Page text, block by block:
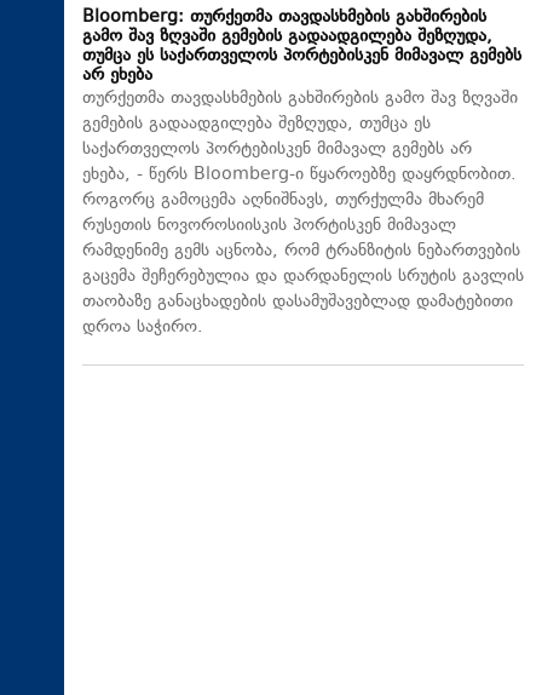
Bloomberg: თურქეთმა თავდასხმების გახშირების
გამო შავ ზღვაში გემების გადაადგილება შეზღუდა,
თუმცა ეს საქართველოს პორტებისკენ მიმავალ გემებს
არ ეხება
თურქეთმა თავდასხმების გახშირების გამო შავ ზღვაში
გემების გადაადგილება შეზღუდა, თუმცა ეს
საქართველოს პორტებისკენ მიმავალ გემებს არ
ეხება, - წერს Bloomberg-ი წყაროებზე დაყრდნობით.
როგორც გამოცემა აღნიშნავს, თურქულმა მხარემ
რუსეთის ნოვოროსიისკის პორტისკენ მიმავალ
რამდენიმე გემს აცნობა, რომ ტრანზიტის ნებართვების
გაცემა შეჩერებულია და დარდანელის სრუტის გავლის
თაობაზე განაცხადების დასამუშავებლად დამატებითი
დროა საჭირო.